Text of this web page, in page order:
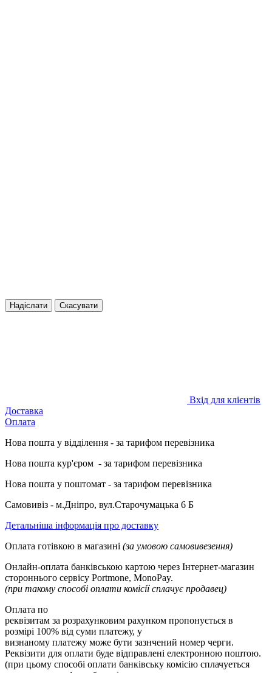
Надіслати Скасувати
Вхід для клієнтів
Доставка
Оплата
Нова пошта у відділення - за тарифом перевізника
Нова пошта кур'єром - за тарифом перевізника
Нова пошта у поштомат - за тарифом перевізника
Самовивіз - м.Дніпро, вул.Старочумацька 6 Б
Детальніша інформація про доставку
Оплата готівкою в магазині (за умовою самовивезення)
Онлайн-оплата банківською картою через Інтернет-магазин
стороннього сервісу Portmone, MonoPay.
(при такому способі оплати комісії сплачує продавец)
Оплата по
реквізитам за розрахунковим рахунком пропонується в
розмірі 100% від суми платежу, у
визнаному платежу може бути зазнчений номер черги.
Реквізити для оплати буде відправлені електронною поштою.
(при цьому способі оплати банківську комісію сплачуеться